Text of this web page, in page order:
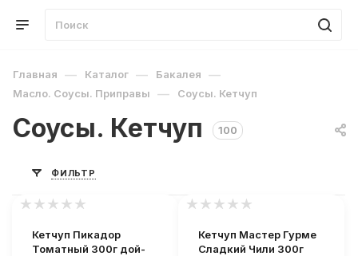
Главная — Каталог — Бакалея —
Масло. Соусы. Приправы — Соусы. Кетчуп
Соусы. Кетчуп 100
ФИЛЬТР
Кетчуп Пикадор
Томатный 300г дой-
Кетчуп Мастер Гурме
Сладкий Чили 300г